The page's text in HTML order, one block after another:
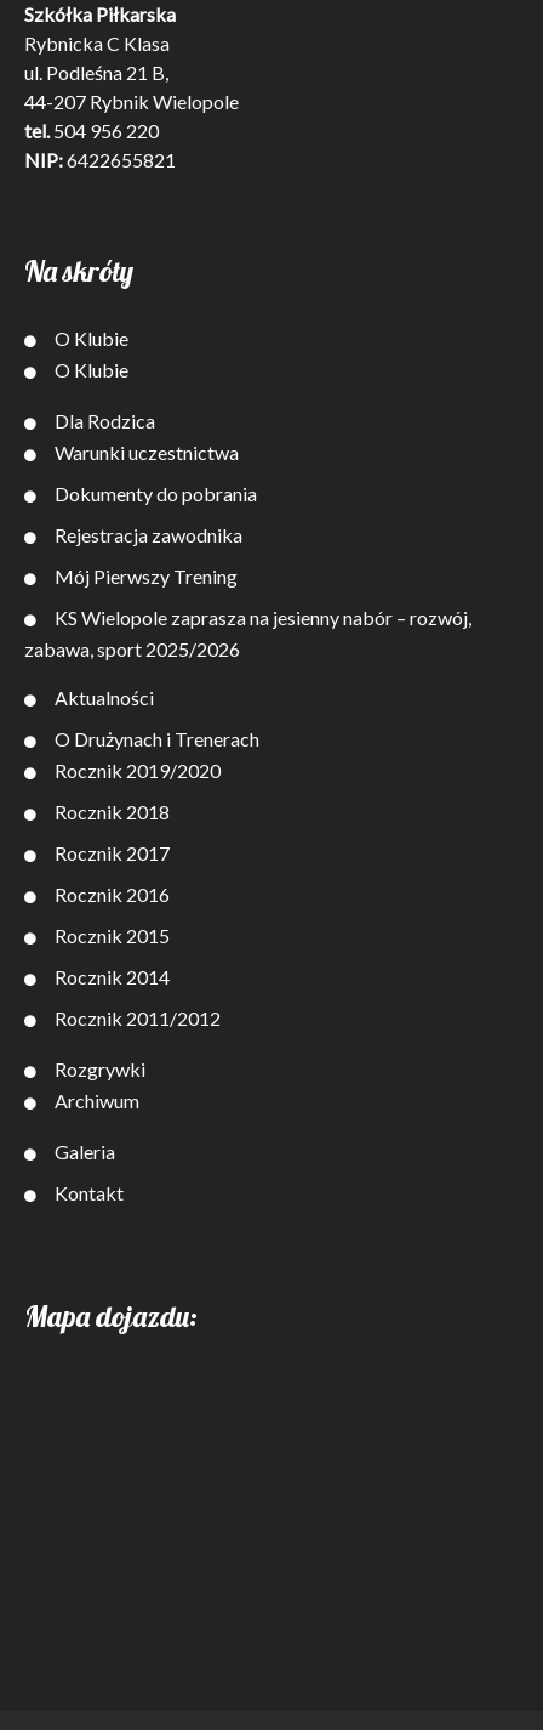
Szkółka Piłkarska
Rybnicka C Klasa
ul. Podleśna 21 B,
44-207 Rybnik Wielopole
tel. 504 956 220
NIP:6422655821
Na skróty
O Klubie
O Klubie
Dla Rodzica
Warunki uczestnictwa
Dokumenty do pobrania
Rejestracja zawodnika
Mój Pierwszy Trening
KS Wielopole zaprasza na jesienny nabór – rozwój,
zabawa, sport 2025/2026
Aktualności
O Drużynach i Trenerach
Rocznik 2019/2020
Rocznik 2018
Rocznik 2017
Rocznik 2016
Rocznik 2015
Rocznik 2014
Rocznik 2011/2012
Rozgrywki
Archiwum
Galeria
Kontakt
Mapa dojazdu: